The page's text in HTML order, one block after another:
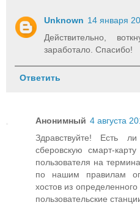
Unknown 14 января
Действительно,
заработало. Спасибо!
Ответить
Анонимный 4 августа
Здравствуйте! Есть
сберовскую смарт-
пользователя на
по нашим правилам
хостов из определенного
пользовательские